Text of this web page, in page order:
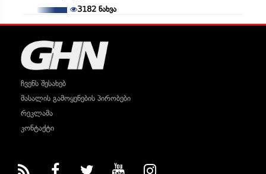
3182ნახვა
ჩვენს შესახებ
მასალის გამოყენების პირობები
რეკლამა
კონტაქტი